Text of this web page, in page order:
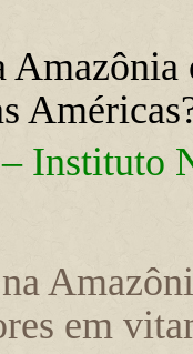
Instituto
em